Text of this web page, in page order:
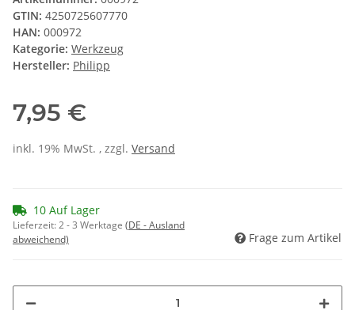
GTIN: 4250725607770
HAN: 000972
Kategorie: Werkzeug
Hersteller: Philipp
7,95 €
inkl. 19% MwSt. , zzgl. Versand
10 Auf Lager
Lieferzeit:2 - 3 Werktage (DE - Ausland
abweichend)
Frage zum Artikel